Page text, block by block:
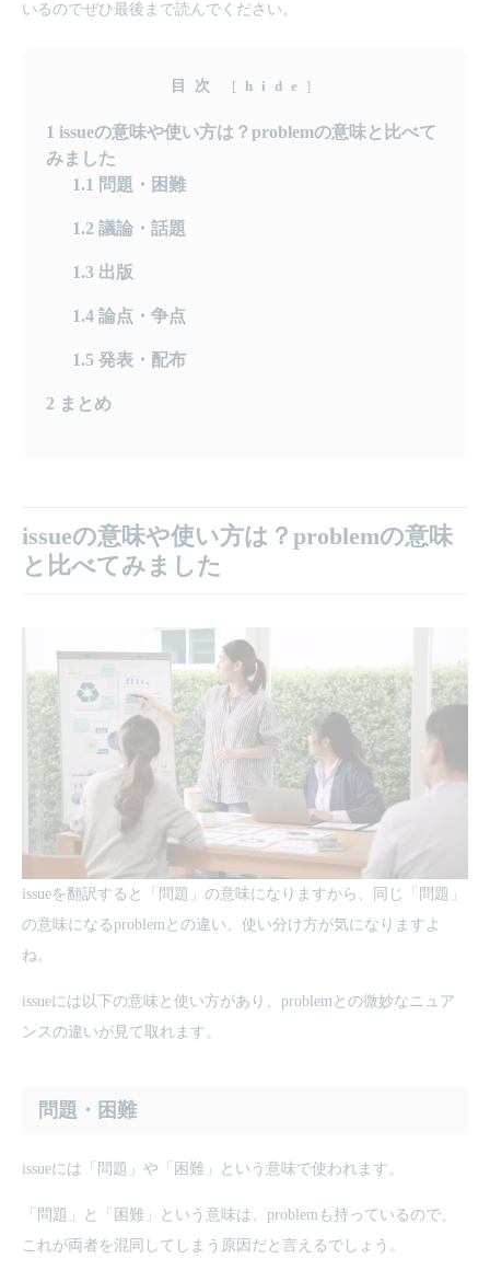
いるのでぜひ最後まで読んでください。
目次 [ hide ]
1 issueの意味や使い方は？problemの意味と比べて
みました
1.1 問題・困難
1.2 議論・話題
1.3 出版
1.4 論点・争点
1.5 発表・配布
2 まとめ
issueの意味や使い方は？problemの意味
と比べてみました
issueを翻訳すると「問題」の意味になりますから、同じ「問題」
の意味になるproblemとの違い、使い分け方が気になりますよ
ね。
issueには以下の意味と使い方があり、problemとの微妙なニュア
ンスの違いが見て取れます。
問題・困難
issueには「問題」や「困難」という意味で使われます。
「問題」と「困難」という意味は、problemも持っているので、
これが両者を混同してしまう原因だと言えるでしょう。